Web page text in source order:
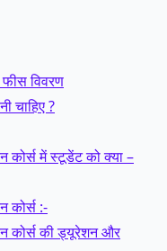
विवरण
चाहिए ?
में स्टूडेंट को क्या –
कोर्स :-
कोर्स की ड्यूरेशन और